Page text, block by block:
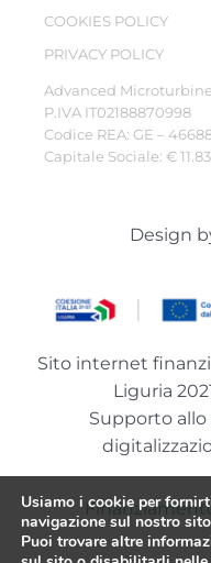
COOKIES POLICY
PRIVACY POLICY
Advanced
P.IVA IT02188870998
Codice REA: GE –
Capitale Sociale: €
Design
Sito internet
Liguria
Supporto
Usiamo i cookie per
navigazione sul nostro
Puoi trovare altre